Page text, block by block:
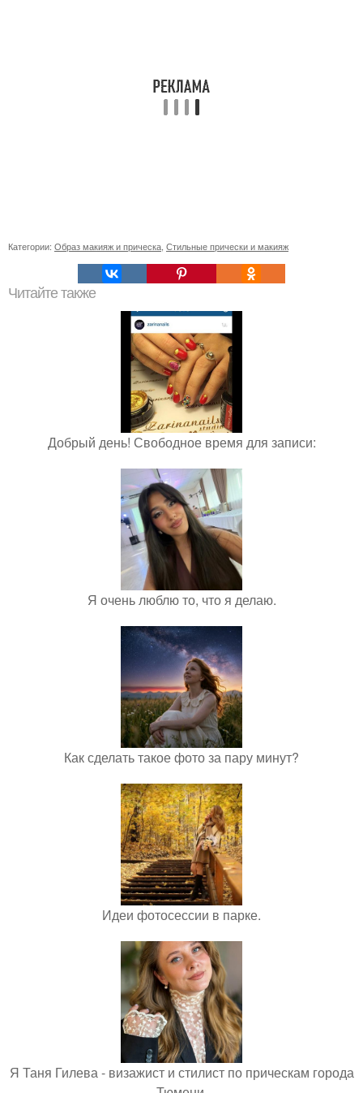
Категории: Образ макияж и прическа Стильные прически и макияж
Читайте также
Добрый день! Свободное время для записи:
Я очень люблю то, что я делаю.
Как сделать такое фото за пару минут?
Идеи фотосессии в парке.
Я Таня Гилева - визажист и стилист по прическам города